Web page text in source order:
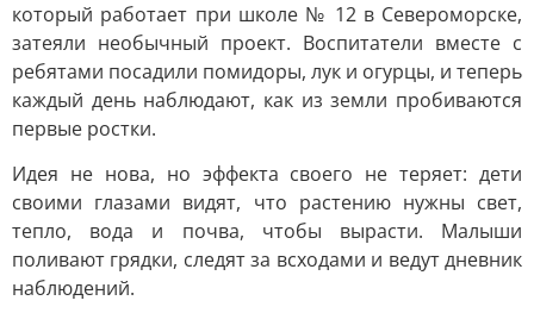
который работает при школе № 12 в Североморске,
затеяли необычный проект. Воспитатели вместе с
ребятами посадили помидоры, лук и огурцы, и теперь
каждый день наблюдают, как из земли пробиваются
первые ростки.
Идея не нова, но эффекта своего не теряет: дети
своими глазами видят, что растению нужны свет,
тепло, вода и почва, чтобы вырасти. Малыши
поливают грядки, следят за всходами и ведут дневник
наблюдений.